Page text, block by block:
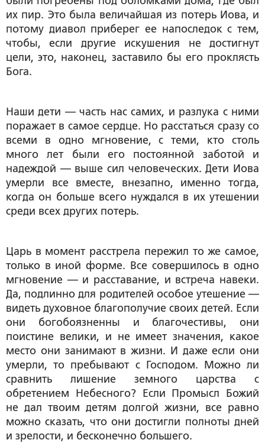
их пир. Это была величайшая из потерь Иова, и
потому диавол приберег ее напоследок с тем,
чтобы, если другие искушения не достигнут
цели, это, наконец, заставило бы его проклясть
Бога.
Наши дети — часть нас самих, и разлука с ними
поражает в самое сердце. Но расстаться сразу со
всеми в одно мгновение, с теми, кто столь
много лет были его постоянной заботой и
надеждой — выше сил человеческих. Дети Иова
умерли все вместе, внезапно, именно тогда,
когда он больше всего нуждался в их утешении
среди всех других потерь.
Царь в момент расстрела пережил то же самое,
только в иной форме. Все совершилось в одно
мгновение — и расставание, и встреча навеки.
Да, подлинно для родителей особое утешение —
видеть духовное благополучие своих детей. Если
они богобоязненны и благочестивы, они
поистине велики, и не имеет значения, какое
место они занимают в жизни. И даже если они
умерли, то пребывают с Господом. Можно ли
сравнить лишение земного царства с
обретением Небесного? Если Промысл Божий
не дал твоим детям долгой жизни, все равно
можно сказать, что они достигли полноты дней
и зрелости, и бесконечно большего.